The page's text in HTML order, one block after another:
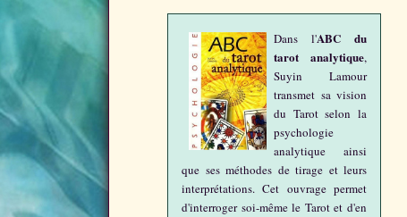
Dans l'ABC du
tarot analytique,
Suyin Lamour
transmet sa vision
du Tarot selon la
psychologie
analytique ainsi
que ses méthodes de tirage et leurs
interprétations. Cet ouvrage permet
d'interroger soi-même le Tarot et d'en